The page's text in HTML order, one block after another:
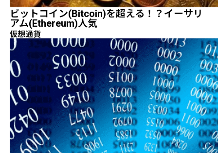
ビットコイン(Bitcoin)を超える！？イーサリ
アム(Ethereum)人気
仮想通貨